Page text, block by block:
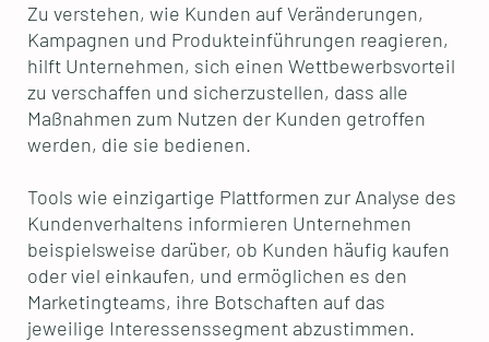
Zu verstehen, wie Kunden auf Veränderungen,
Kampagnen und Produkteinführungen reagieren,
hilft Unternehmen, sich einen Wettbewerbsvorteil
zu verschaffen und sicherzustellen, dass alle
Maßnahmen zum Nutzen der Kunden getroffen
werden, die sie bedienen.
Tools wie einzigartige Plattformen zur Analyse des
Kundenverhaltens informieren Unternehmen
beispielsweise darüber, ob Kunden häufig kaufen
oder viel einkaufen, und ermöglichen es den
Marketingteams, ihre Botschaften auf das
jeweilige Interessenssegment abzustimmen.